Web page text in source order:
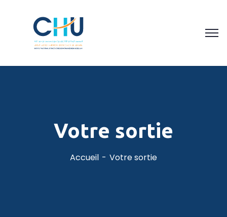
Votre sortie
Accueil Votre sortie